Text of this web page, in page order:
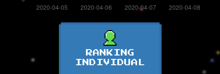
RANKING
INDIVIDUAL